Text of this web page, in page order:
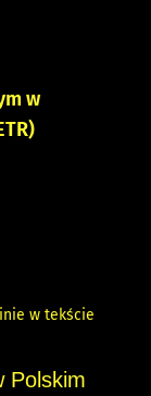
w
w tekście
Polskim